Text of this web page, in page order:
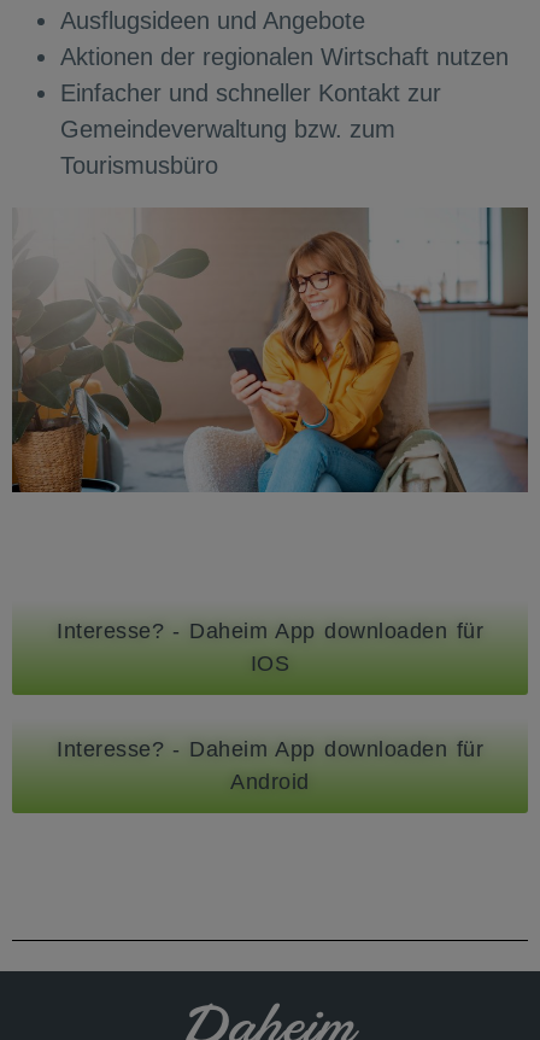
Ausflugsideen und Angebote
Aktionen der regionalen Wirtschaft nutzen
Einfacher und schneller Kontakt zur
Gemeindeverwaltung bzw. zum
Tourismusbüro
Interesse? - Daheim App downloaden für
IOS
Interesse? - Daheim App downloaden für
Android
Daheim